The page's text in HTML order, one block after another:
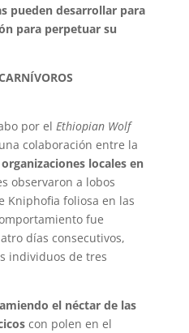
pueden desarrollar para
para perpetuar su
por el Ethiopian Wolf
colaboración entre la
locales en
observaron a lobos
Kniphofia foliosa en las
fue
días consecutivos,
individuos de tres
el néctar de las
con polen en el